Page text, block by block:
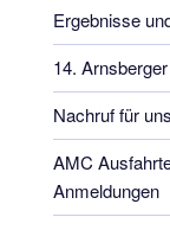
Ergebnisse
14.
Nachruf für
AMC
Anmeldungen